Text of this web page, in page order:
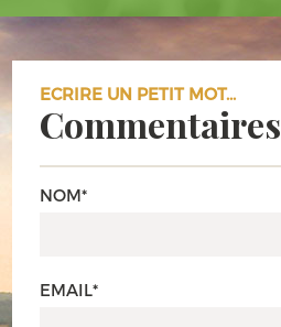
ECRIRE UN PETIT MOT...
Commentaires
NOM*
EMAIL*